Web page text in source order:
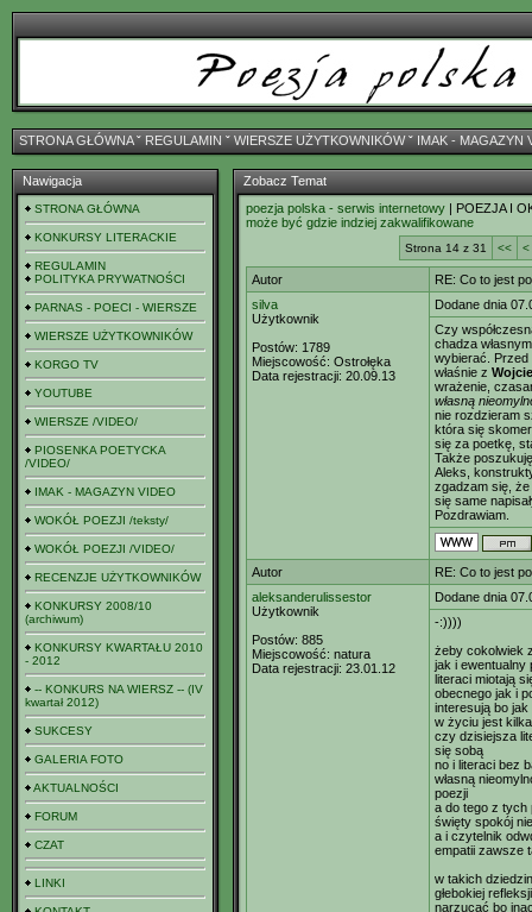
STRONA GŁÓWNAˇ REGULAMIN ˇ WIERSZE UŻYTKOWNIKÓWˇ IMAK - MAGAZYN
Nawigacja
STRONA GŁÓWNA
KONKURSY LITERACKIE
REGULAMIN
POLITYKA PRYWATNOŚCI
PARNAS - POECI - WIERSZE
WIERSZE UŻYTKOWNIKÓW
KORGO TV
YOUTUBE
WIERSZE /VIDEO/
PIOSENKA POETYCKA
/VIDEO/
IMAK - MAGAZYN VIDEO
WOKÓŁ POEZJI /teksty/
WOKÓŁ POEZJI /VIDEO/
RECENZJE UŻYTKOWNIKÓW
KONKURSY 2008/10
(archiwum)
KONKURSY KWARTAŁU 2010
- 2012
-- KONKURS NA WIERSZ -- (IV
kwartał 2012)
SUKCESY
GALERIA FOTO
AKTUALNOŚCI
FORUM
CZAT
LINKI
Zobacz Temat
poezja polska - serwis internetowy | POEZJA I
może być gdzie indziej zakwalifikowane
Strona 14 z 31 << <
Autor
RE: Co to jest
silva
Użytkownik
Postów: 1789
Miejscowość: Ostrołęka
Data rejestracji: 20.09.13
Dodane dnia
Czy
chadza
wybierać. Przed
właśnie z
wrażenie,
własną
nie rozdzieram
która się
się za poetkę,
Także
Aleks,
zgadzam się,
się same
Pozdrawiam.
Autor
RE: Co to jest
aleksanderulissestor
Użytkownik
Postów: 885
Miejscowość: natura
Data rejestracji: 23.01.12
Dodane dnia
-:))))
żeby cokolwiek
jak i ewentualny
literaci miotają
obecnego jak i
interesują bo jak
w życiu jest
czy dzisiejsza
się sobą
no i literaci bez
własną
poezji
a do tego z tych
święty spokój
a i czytelnik
empatii zawsze
w takich
głebokiej
narzucać bo